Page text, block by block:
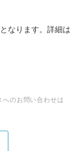
なります。詳細は
のお問い合わせは